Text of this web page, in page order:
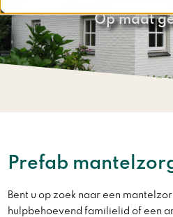
Op maat
Prefab
Bent u op zoek naar een
hulpbehoevend familielid of een